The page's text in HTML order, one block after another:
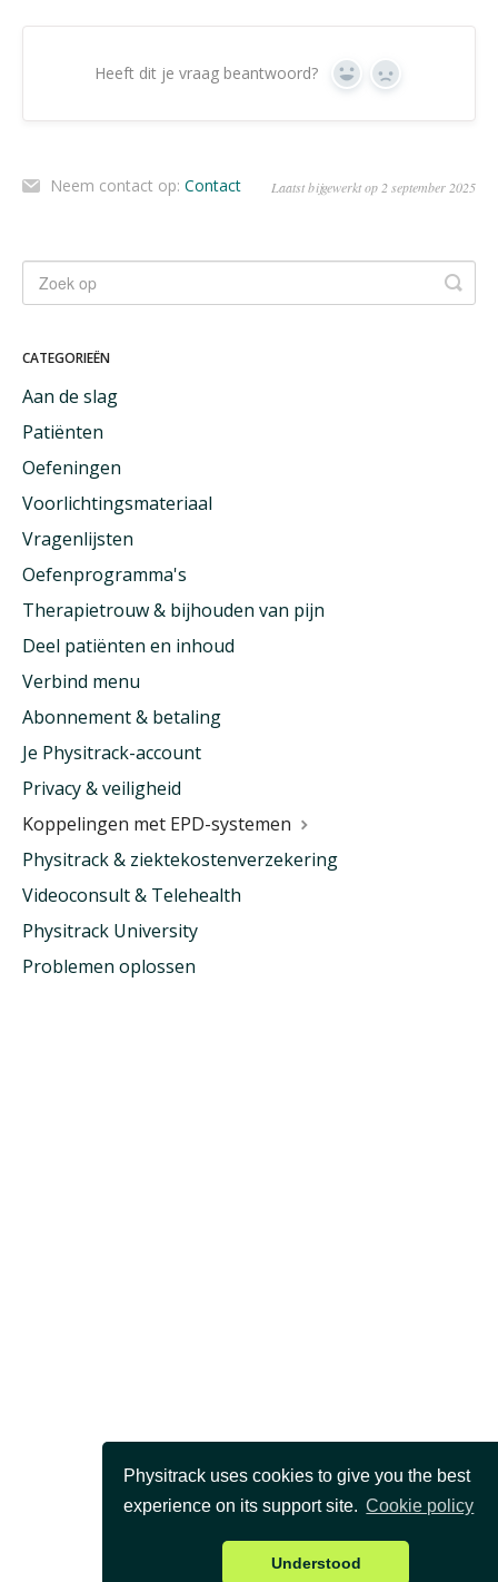
Physitrack uses cookies to give you the best
experience on its support site. Cookie policy
Understood
Heeft dit je vraag beantwoord? Ja Geen
Neem contact op: Contact Laatst bijgewerkt op 2 september 2025
CATEGORIEËN
Aan de slag
Patiënten
Oefeningen
Voorlichtingsmateriaal
Vragenlijsten
Oefenprogramma's
Therapietrouw & bijhouden van pijn
Deel patiënten en inhoud
Verbind menu
Abonnement & betaling
Je Physitrack-account
Privacy & veiligheid
Koppelingen met EPD-systemen
Physitrack & ziektekostenverzekering
Videoconsult & Telehealth
Physitrack University
Problemen oplossen